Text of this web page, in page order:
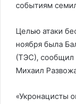
событиям
Целью атаки
ноября была
(ТЭС), сообщил
Михаил
«Укронацисты